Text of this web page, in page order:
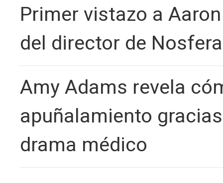
Primer vistazo a
del director de
Amy Adams revela
apuñalamiento
drama médico